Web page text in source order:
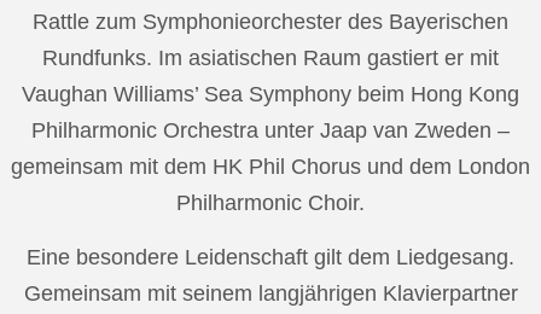
Rattle zum Symphonieorchester des Bayerischen
Rundfunks. Im asiatischen Raum gastiert er mit
Vaughan Williams’ Sea Symphony beim Hong Kong
Philharmonic Orchestra unter Jaap van Zweden –
gemeinsam mit dem HK Phil Chorus und dem London
Philharmonic Choir.
Eine besondere Leidenschaft gilt dem Liedgesang.
Gemeinsam mit seinem langjährigen Klavierpartner